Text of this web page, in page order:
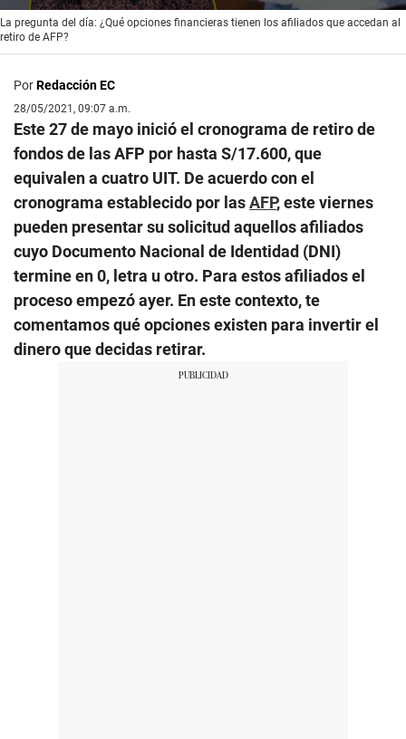
0
seconds
of
1
49
seconds
La pregunta del día: ¿Qué opciones financieras tienen los afiliados que accedan al
retiro de AFP?
PorRedacción EC
28/05/2021, 09:07 a.m.
Este 27 de mayo inició el cronograma de retiro de
fondos de las AFP por hasta S/17.600, que
equivalen a cuatro UIT. De acuerdo con el
cronograma establecido por lasAFP, este viernes
pueden presentar su solicitud aquellos afiliados
cuyo Documento Nacional de Identidad (DNI)
termine en 0, letra u otro. Para estos afiliados el
proceso empezó ayer. En este contexto, te
comentamos qué opciones existen para invertir el
dinero que decidas retirar.